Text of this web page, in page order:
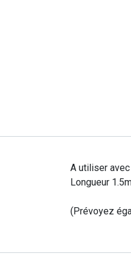
A utiliser
Longueur
(Prévoyez